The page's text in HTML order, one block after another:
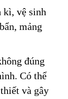
kì, vệ sinh
mảng
đúng
Có thể
và gây